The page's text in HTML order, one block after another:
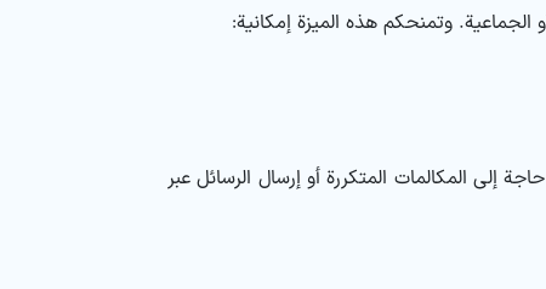
وتمنحكم هذه الميزة إمكانية:
إلى المكالمات المتكررة أو إرسال الرسائل عبر